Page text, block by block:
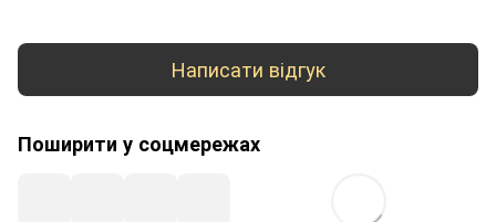
Написати відгук
Поширити у соцмережах